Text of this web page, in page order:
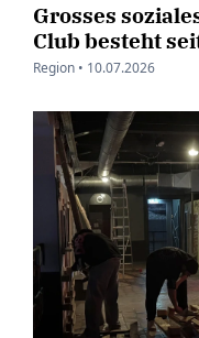
Grosses
Club besteht
Region • 10.07.2026